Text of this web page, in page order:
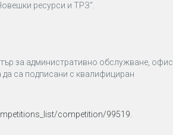
ресурси и ТРЗ“.
за административно обслужване, офис
да са подписани с квалифициран
competition/99519.